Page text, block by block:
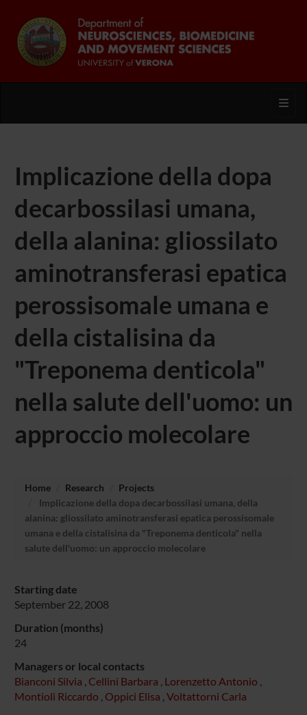
Implicazione della dopa
decarbossilasi umana,
della alanina: gliossilato
aminotransferasi epatica
perossisomale umana e
della cistalisina da
"Treponema denticola"
nella salute dell'uomo: un
approccio molecolare
Home Research
Projects
Implicazione della dopa decarbossilasi umana, della
alanina: gliossilato aminotransferasi epatica perossisomale
umana e della cistalisina da "Treponema denticola" nella
salute dell'uomo: un approccio molecolare
Starting date
September 22, 2008
Duration (months)
24
Managers or local contacts
Bianconi Silvia , Cellini Barbara , Lorenzetto Antonio ,
Montioli Riccardo , Oppici Elisa , Voltattorni Carla